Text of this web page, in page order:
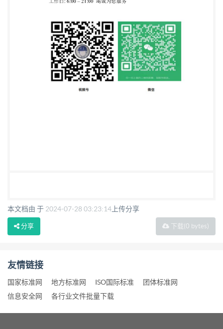
本文档由 于 2024-07-28 03:23:14 上传分享
下载(0 bytes)
分享
友情链接
国家标准网 地方标准网 ISO国际标准
团体标准网
信息安全网
各行业文件批量下载